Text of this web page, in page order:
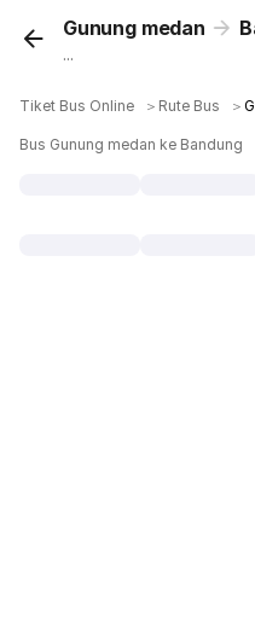
Gunung medan
...
Tiket Bus Online ＞ Rute Bus ＞
Bus Gunung medan ke Bandung